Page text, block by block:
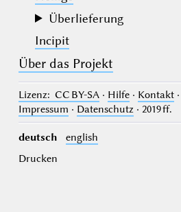
Überlieferung
Incipit
Über das Projekt
Lizenz: CC BY-SA· Hilfe· Kontakt·
Impressum · Datenschutz· 2019 ff.
deutsch
english
Drucken